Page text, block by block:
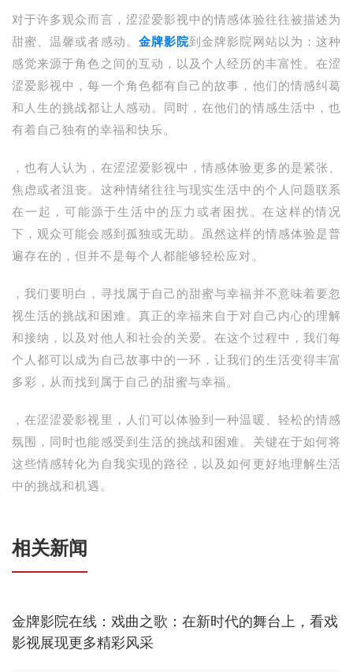
对于许多观众而言，涩涩爱影视中的情感体验往往被描述为
甜蜜、温馨或者感动。 金牌影院到金牌影院网站以为：这种
感觉来源于角色之间的互动，以及个人经历的丰富性。在涩
涩爱影视中，每一个角色都有自己的故事，他们的情感纠葛
和人生的挑战都让人感动。同时，在他们的情感生活中，也
有着自己独有的幸福和快乐。
，也有人认为，在涩涩爱影视中，情感体验更多的是紧张、
焦虑或者沮丧。这种情绪往往与现实生活中的个人问题联系
在一起，可能源于生活中的压力或者困扰。在这样的情况
下，观众可能会感到孤独或无助。虽然这样的情感体验是普
遍存在的，但并不是每个人都能够轻松应对。
，我们要明白，寻找属于自己的甜蜜与幸福并不意味着要忽
视生活的挑战和困难。真正的幸福来自于对自己内心的理解
和接纳，以及对他人和社会的关爱。在这个过程中，我们每
个人都可以成为自己故事中的一环，让我们的生活变得丰富
多彩，从而找到属于自己的甜蜜与幸福。
，在涩涩爱影视里，人们可以体验到一种温暖、轻松的情感
氛围，同时也能感受到生活的挑战和困难。关键在于如何将
这些情感转化为自我实现的路径，以及如何更好地理解生活
中的挑战和机遇。
相关新闻
金牌影院在线：戏曲之歌：在新时代的舞台上，看戏
影视展现更多精彩风采